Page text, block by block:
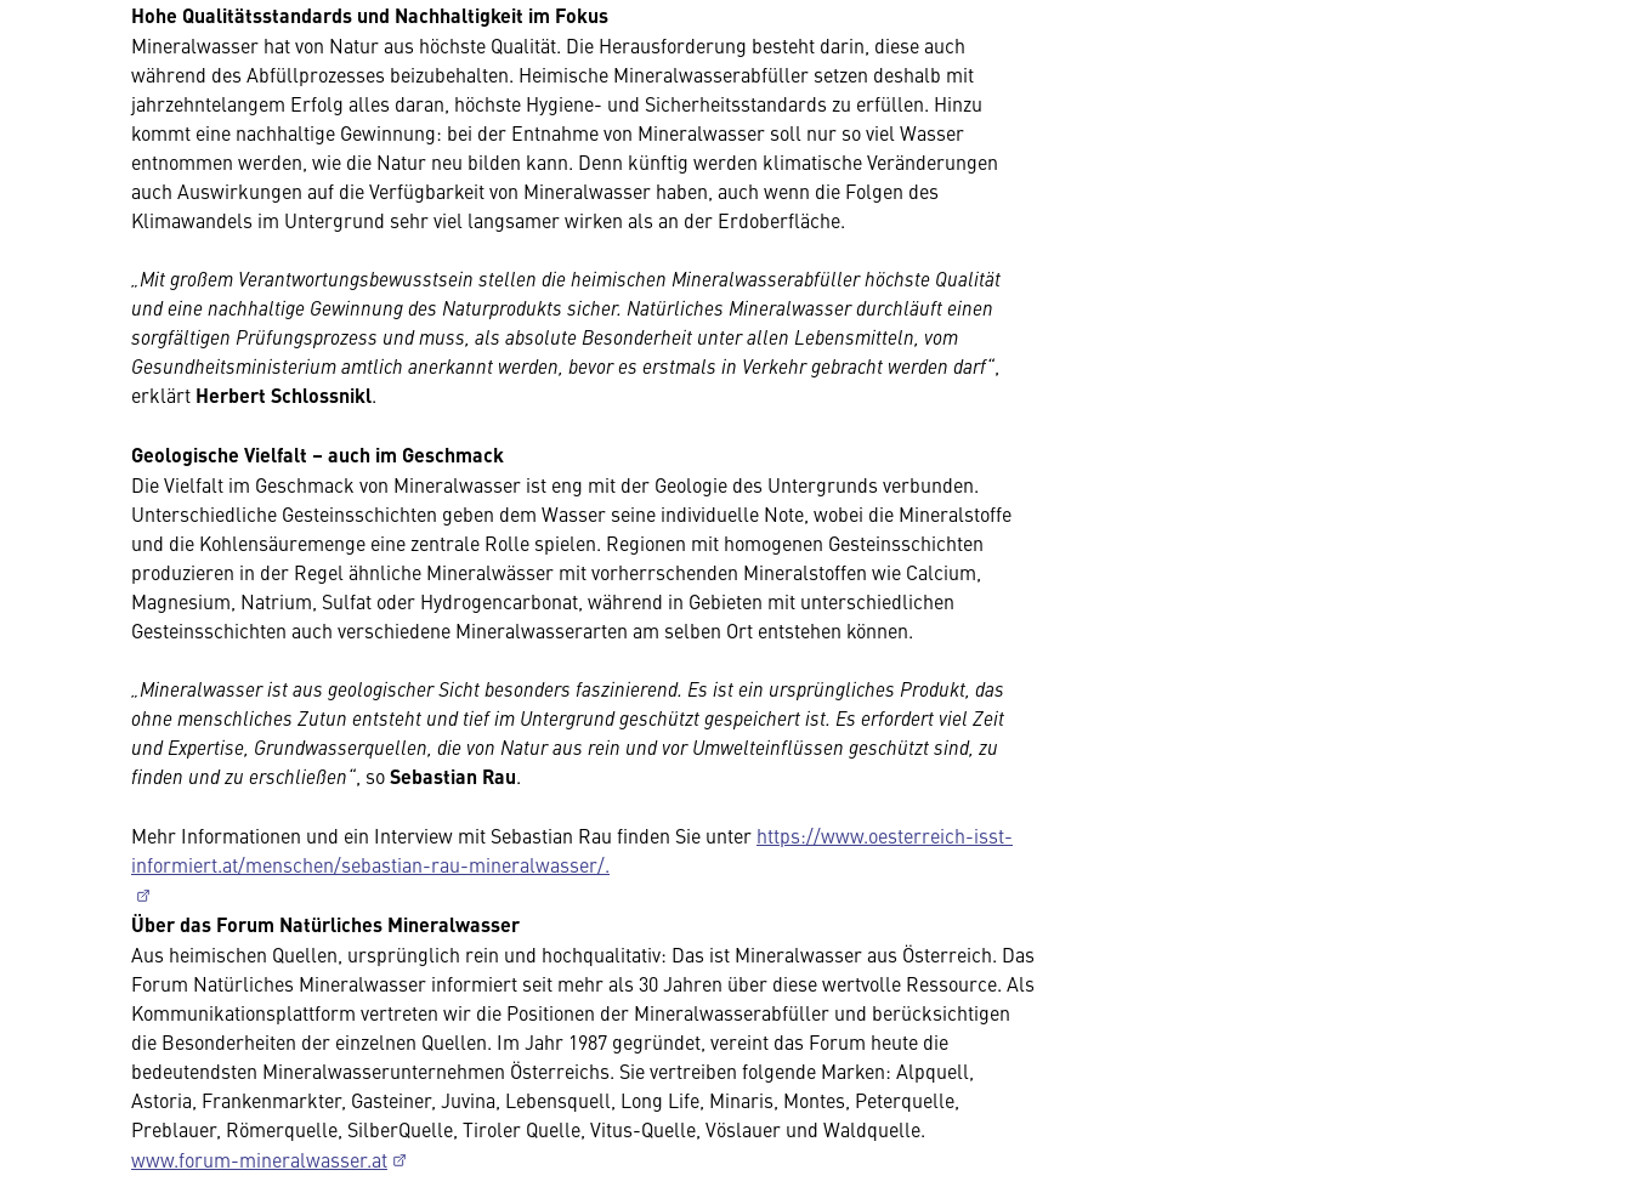
Hohe Qualitätsstandards und Nachhaltigkeit im Fokus
Mineralwasser hat von Natur aus höchste Qualität. Die Herausforderung besteht darin, diese auch
während des Abfüllprozesses beizubehalten. Heimische Mineralwasserabfüller setzen deshalb mit
jahrzehntelangem Erfolg alles daran, höchste Hygiene- und Sicherheitsstandards zu erfüllen. Hinzu
kommt eine nachhaltige Gewinnung: bei der Entnahme von Mineralwasser soll nur so viel Wasser
entnommen werden, wie die Natur neu bilden kann. Denn künftig werden klimatische Veränderungen
auch Auswirkungen auf die Verfügbarkeit von Mineralwasser haben, auch wenn die Folgen des
Klimawandels im Untergrund sehr viel langsamer wirken als an der Erdoberfläche.
„Mit großem Verantwortungsbewusstsein stellen die heimischen Mineralwasserabfüller höchste Qualität
und eine nachhaltige Gewinnung des Naturprodukts sicher. Natürliches Mineralwasser durchläuft einen
sorgfältigen Prüfungsprozess und muss, als absolute Besonderheit unter allen Lebensmitteln, vom
Gesundheitsministerium amtlich anerkannt werden, bevor es erstmals in Verkehr gebracht werden darf“
erklärt Herbert Schlossnikl.
Geologische Vielfalt – auch im Geschmack
Die Vielfalt im Geschmack von Mineralwasser ist eng mit der Geologie des Untergrunds verbunden.
Unterschiedliche Gesteinsschichten geben dem Wasser seine individuelle Note, wobei die Mineralstoffe
und die Kohlensäuremenge eine zentrale Rolle spielen. Regionen mit homogenen Gesteinsschichten
produzieren in der Regel ähnliche Mineralwässer mit vorherrschenden Mineralstoffen wie Calcium,
Magnesium, Natrium, Sulfat oder Hydrogencarbonat, während in Gebieten mit unterschiedlichen
Gesteinsschichten auch verschiedene Mineralwasserarten am selben Ort entstehen können.
„Mineralwasser ist aus geologischer Sicht besonders faszinierend. Es ist ein ursprüngliches Produkt, das
ohne menschliches Zutun entsteht und tief im Untergrund geschützt gespeichert ist. Es erfordert viel Zeit
und Expertise, Grundwasserquellen, die von Natur aus rein und vor Umwelteinflüssen geschützt sind, zu
finden und zu erschließen“ , soSebastian Rau.
Mehr Informationen und ein Interview mit Sebastian Rau finden Sie unter https://www.oesterreich-isst-
informiert.at/menschen/sebastian-rau-mineralwasser/.
Über das Forum Natürliches Mineralwasser
Aus heimischen Quellen, ursprünglich rein und hochqualitativ: Das ist Mineralwasser aus Österreich. Das
Forum Natürliches Mineralwasser informiert seit mehr als 30 Jahren über diese wertvolle Ressource. Als
Kommunikationsplattform vertreten wir die Positionen der Mineralwasserabfüller und berücksichtigen
die Besonderheiten der einzelnen Quellen. Im Jahr 1987 gegründet, vereint das Forum heute die
bedeutendsten Mineralwasserunternehmen Österreichs. Sie vertreiben folgende Marken: Alpquell,
Astoria, Frankenmarkter, Gasteiner, Juvina, Lebensquell, Long Life, Minaris, Montes, Peterquelle,
Preblauer, Römerquelle, SilberQuelle, Tiroler Quelle, Vitus-Quelle, Vöslauer und Waldquelle.
www.forum-mineralwasser.at